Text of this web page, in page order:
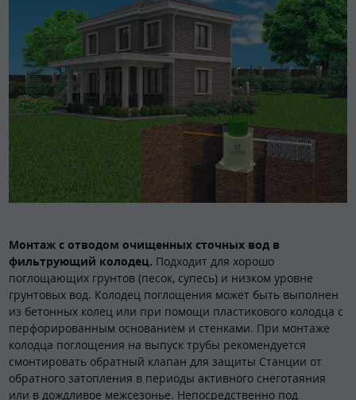
Монтаж с отводом очищенных сточных вод в
фильтрующий колодец. Подходит для хорошо
поглощающих грунтов (песок, супесь) и низком уровне
грунтовых вод. Колодец поглощения может быть выполнен
из бетонных колец или при помощи пластикового колодца с
перфорированным основанием и стенками. При монтаже
колодца поглощения на выпуск трубы рекомендуется
смонтировать обратный клапан для защиты Станции от
обратного затопления в периоды активного снеготаяния
или в дождливое межсезонье. Непосредственно под